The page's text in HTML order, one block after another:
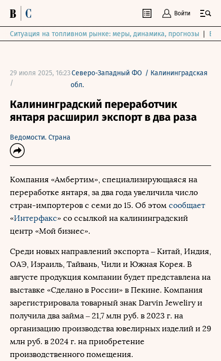
Войти
Ситуация на топливном рынке: меры, динамика, прогнозы
29 июля 2025, 16:23
/
Северо-Западный ФО / Калининградская
обл.
Калининградский переработчик
янтаря расширил экспорт в два раза
Ведомости. Страна
Компания «Амбертим», специализирующаяся на
переработке янтаря, за два года увеличила число
стран-импортеров с семи до 15. Об этом сообщает
«Интерфакс» со ссылкой на калининградский
центр «Мой бизнес».
Среди новых направлений экспорта – Китай, Индия,
ОАЭ, Израиль, Тайвань, Чили и Южная Корея. В
августе продукция компании будет представлена на
выставке «Сделано в России» в Пекине. Компания
зарегистрировала товарный знак Darvin Jeweliry и
получила два займа – 21,7 млн руб. в 2023 г. на
организацию производства ювелирных изделий и 29
млн руб. в 2024 г. на приобретение
производственного помещения.